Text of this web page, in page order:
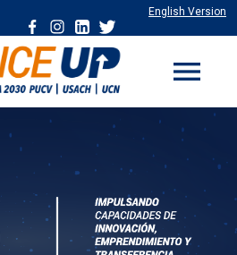
English Version
menu